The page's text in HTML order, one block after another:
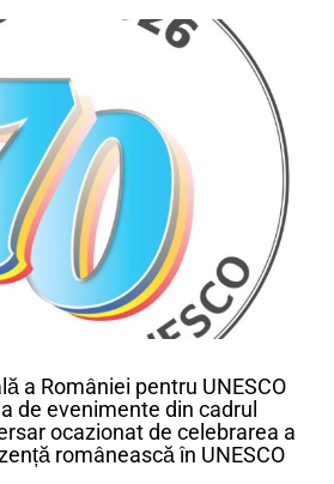
a României pentru UNESCO
de evenimente din cadrul
ocazionat de celebrarea a
românească în UNESCO